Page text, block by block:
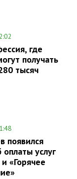
где
получать
тысяч
появился
услуг
«Горячее